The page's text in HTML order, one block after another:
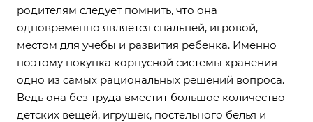
родителям следует помнить, что она
одновременно является спальней, игровой,
местом для учебы и развития ребенка. Именно
поэтому покупка корпусной системы хранения –
одно из самых рациональных решений вопроса.
Ведь она без труда вместит большое количество
детских вещей, игрушек, постельного белья и